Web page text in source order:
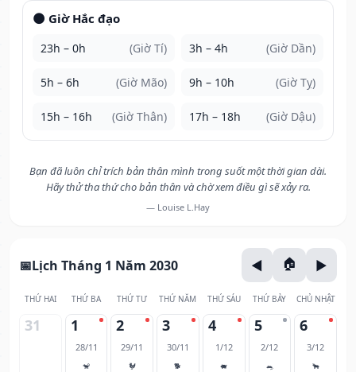
🌑 Giờ Hắc đạo
23h – 0h (Giờ Tí) 3h – 4h (Giờ Dần)
5h – 6h (Giờ Mão) 9h – 10h (Giờ Tỵ)
15h – 16h (Giờ Thân) 17h – 18h (Giờ Dậu)
Bạn đã luôn chỉ trích bản thân mình trong suốt một thời gian dài.
Hãy thử tha thứ cho bản thân và chờ xem điều gì sẽ xảy ra.
— Louise L.Hay
Lịch Tháng 1 Năm 2030
THỨ HAI THỨ BA THỨ TƯ THỨ NĂM THỨ SÁU THỨ BẢY CHỦ NHẬT
31 1
28/11
🐒
2
29/11
🐓
3
30/11
🐕
4
1/12
🐖
5
2/12
🐀
6
3/12
🐂